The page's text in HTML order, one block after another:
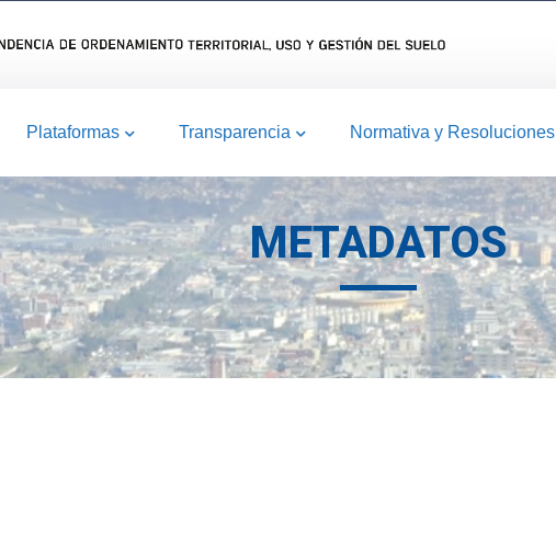
Plataformas Transparencia Normativa y Resoluciones
METADATOS